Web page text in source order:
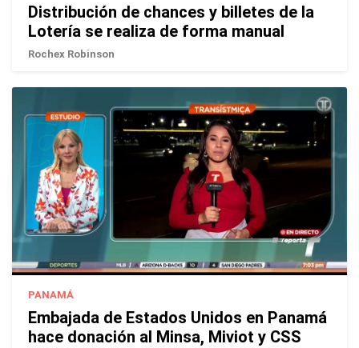
Distribución de chances y billetes de la
Lotería se realiza de forma manual
Rochex Robinson
PANAMÁ
Embajada de Estados Unidos en Panamá
hace donación al Minsa, Miviot y CSS